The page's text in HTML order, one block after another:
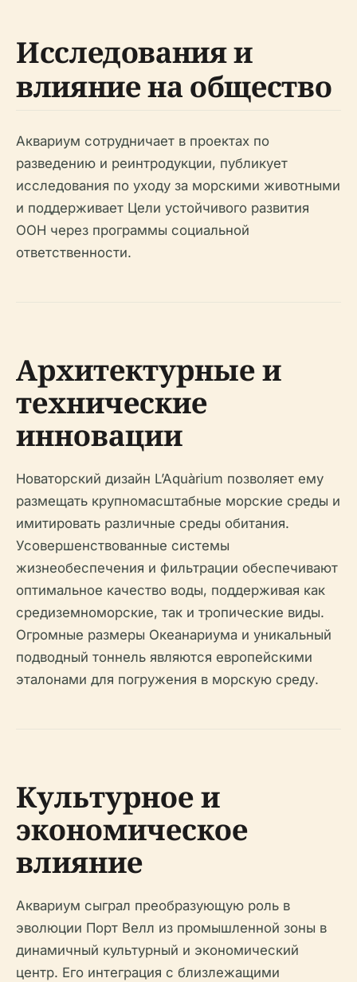
Исследования и
влияние на общество
Аквариум сотрудничает в проектах по
разведению и реинтродукции, публикует
исследования по уходу за морскими животными
и поддерживает Цели устойчивого развития
ООН через программы социальной
ответственности.
Архитектурные и
технические
инновации
Новаторский дизайн L’Aquàrium позволяет ему
размещать крупномасштабные морские среды и
имитировать различные среды обитания.
Усовершенствованные системы
жизнеобеспечения и фильтрации обеспечивают
оптимальное качество воды, поддерживая как
средиземноморские, так и тропические виды.
Огромные размеры Океанариума и уникальный
подводный тоннель являются европейскими
эталонами для погружения в морскую среду.
Культурное и
экономическое
влияние
Аквариум сыграл преобразующую роль в
эволюции Порт Велл из промышленной зоны в
динамичный культурный и экономический
центр. Его интеграция с близлежащими